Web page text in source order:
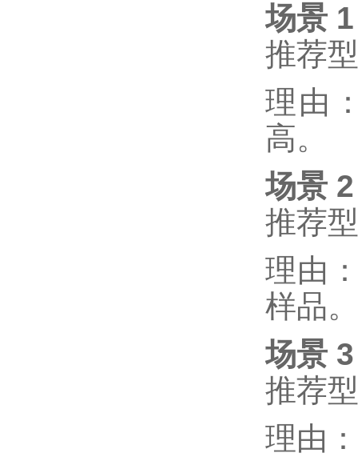
场景
推荐
理由
高。
场景
推荐
理由
样品。
场景
推荐
理由